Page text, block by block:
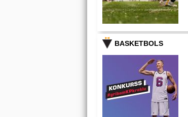
BASKETBOLS